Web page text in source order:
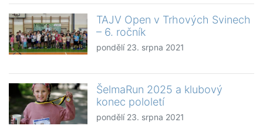
TAJV Open v Trhových Svinech
– 6. ročník
pondělí 23. srpna 2021
ŠelmaRun 2025 a klubový
konec pololetí
pondělí 23. srpna 2021